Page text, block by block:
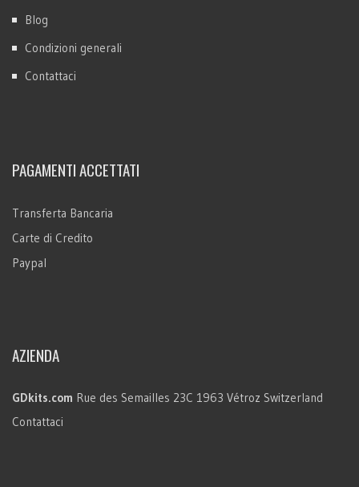
Blog
Condizioni generali
Contattaci
PAGAMENTI ACCETTATI
Transferta Bancaria
Carte di Credito
Paypal
AZIENDA
GDkits.com Rue des Semailles 23C 1963 Vétroz Switzerland
Contattaci